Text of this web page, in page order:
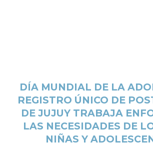
DÍA MUNDIAL DE LA
REGISTRO ÚNICO DE
DE JUJUY TRABAJA
LAS NECESIDADES DE
NIÑAS Y